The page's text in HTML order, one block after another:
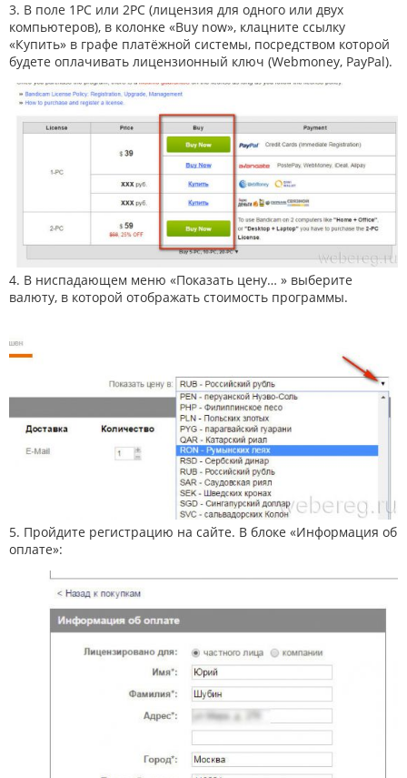
3. В поле 1PC или 2PC (лицензия для одного или двух
компьютеров), в колонке «Buy now», клацните ссылку
«Купить» в графе платёжной системы, посредством которой
будете оплачивать лицензионный ключ (Webmoney, PayPal).
4. В ниспадающем меню «Показать цену… » выберите
валюту, в которой отображать стоимость программы.
5. Пройдите регистрацию на сайте. В блоке «Информация об
оплате»: